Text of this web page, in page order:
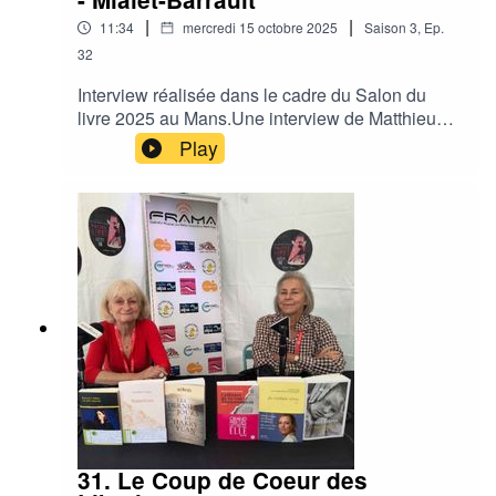
11:34 | mercredi 15 octobre 2025 | Saison 3, Ep.
32
Interview réalisée dans le cadre du Salon du
livre 2025 au Mans.Une interview de Matthieu
NIANGO pour Le fardeau chez Mialet-Barrault
par Hélène Camus de Radio Alpa.Plateau en
direct sur le stand de la FRAMA : Fédération
Régionale des Radios Associatives Maine
Anjou.Site : Radio Ornithorynque, Radio Alpa,
Radio Prévert, Fréquence SilléRéseaux sociaux
: Radio ORNITHORYNQUE, Radio Alpa 107.3
Le Mans, Radio Prévert sud-Sarthe, Fréquence
Sillé 97.9FM et Cartables FM 93.3
Play
31. Le Coup de Coeur des